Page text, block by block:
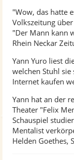
"Wow, das hatte
Volkszeitung
"Der Mann kann
Rhein Neckar
Yann Yuro liest
welchen Stuhl sie
Internet kaufen
Yann hat an der
Theater "Felix
Schauspiel
Mentalist
Helden Goethes,